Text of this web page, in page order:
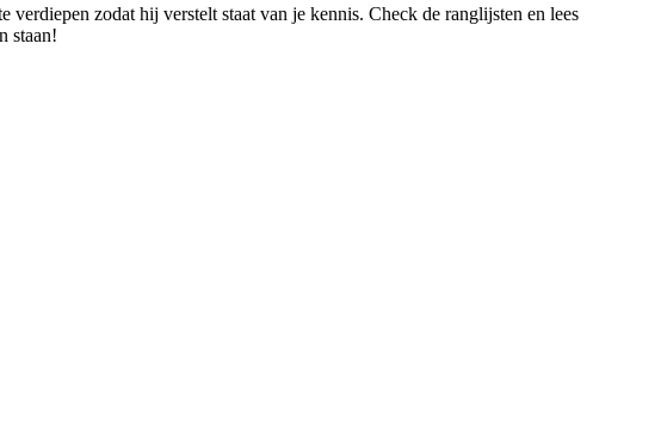
zodat hij verstelt staat van je kennis. Check de ranglijsten en lees
staan!